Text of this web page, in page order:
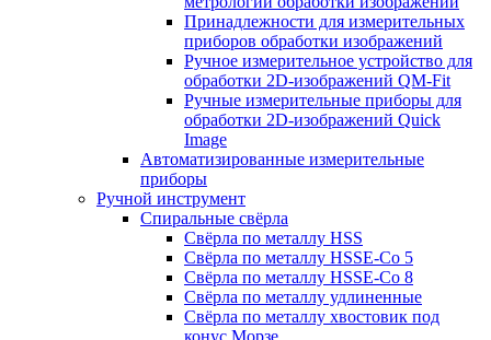
Принадлежности для измерительных
приборов обработки изображений
Ручное измерительное устройство для
обработки 2D-изображений QM-Fit
Ручные измерительные приборы для
обработки 2D-изображений Quick
Image
Автоматизированные измерительные
приборы
Ручной инструмент
Спиральные свёрла
Свёрла по металлу HSS
Свёрла по металлу HSSE-Co 5
Свёрла по металлу HSSE-Co 8
Свёрла по металлу удлиненные
Свёрла по металлу хвостовик под
конус Морзе